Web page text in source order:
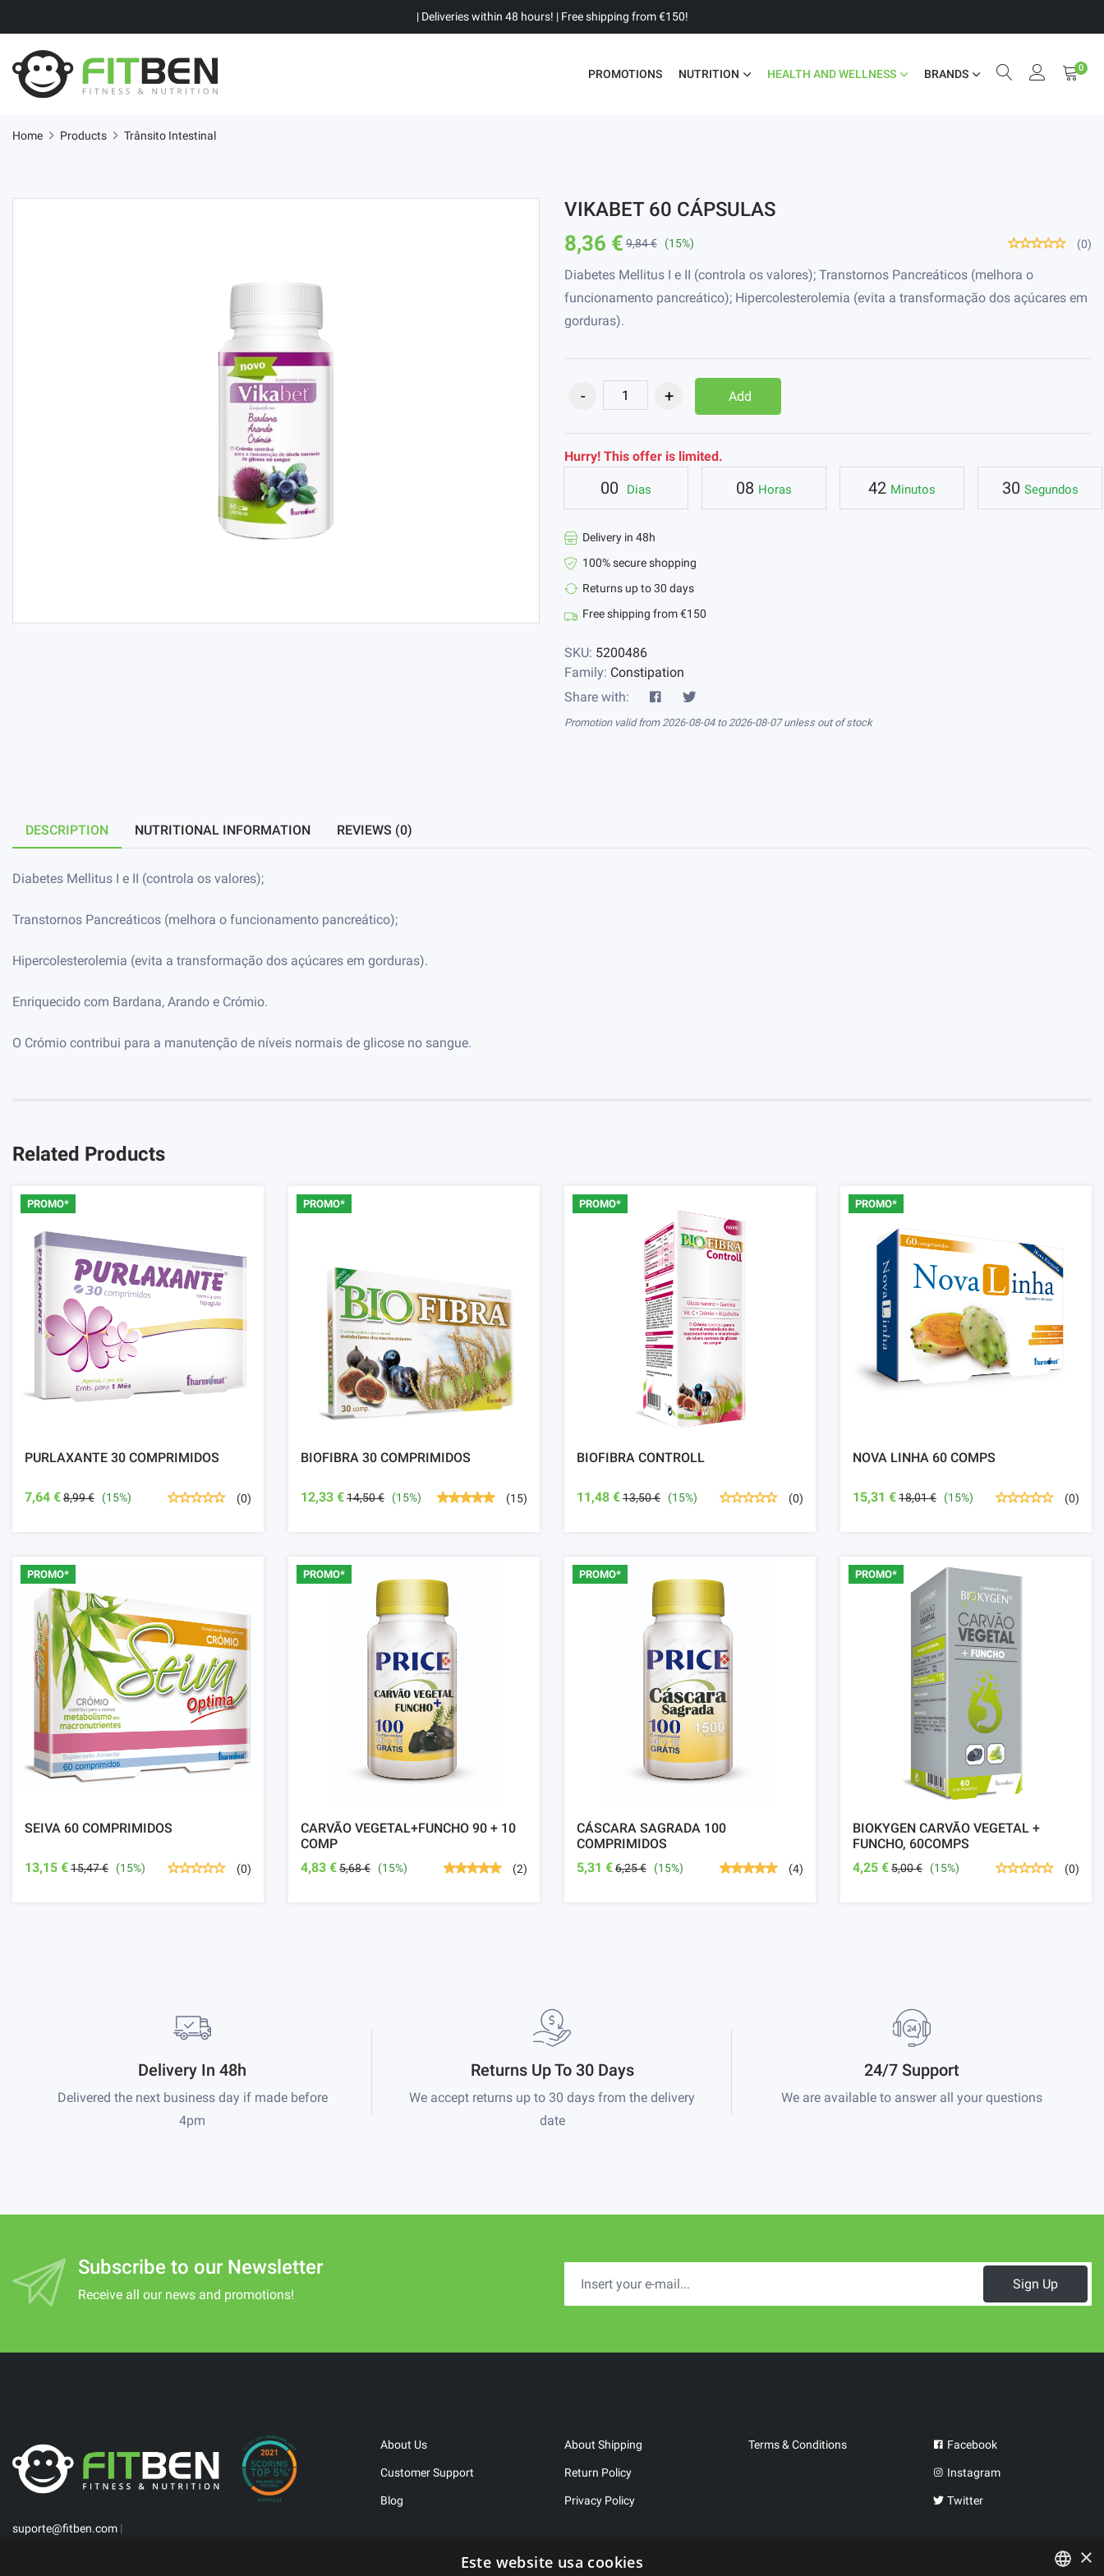
| Deliveries within 48 hours! | Free shipping from €150!
PROMOTIONS NUTRITION HEALTH AND WELLNESS BRANDS 0
Home Products Trânsito Intestinal
VIKABET 60 CÁPSULAS
8,36 € 9,84 € (15%) (0)
Diabetes Mellitus I e II (controla os valores); Transtornos Pancreáticos (melhora o
funcionamento pancreático); Hipercolesterolemia (evita a transformação dos açúcares em
gorduras).
Add
Hurry! This offer is limited.
00 Dias 08 Horas 42 Minutos 30 Segundos
Delivery in 48h
100% secure shopping
Returns up to 30 days
Free shipping from €150
SKU: 5200486
Family: Constipation
Share with:
Promotion valid from 2026-08-04 to 2026-08-07 unless out of stock
DESCRIPTION NUTRITIONAL INFORMATION REVIEWS (0)
Diabetes Mellitus I e II (controla os valores);
Transtornos Pancreáticos (melhora o funcionamento pancreático);
Hipercolesterolemia (evita a transformação dos açúcares em gorduras).
Enriquecido com Bardana, Arando e Crómio.
O Crómio contribui para a manutenção de níveis normais de glicose no sangue.
Related Products
PROMO*
PURLAXANTE 30 COMPRIMIDOS
7,64 €8,99 € (15%) (0)
PROMO*
BIOFIBRA 30 COMPRIMIDOS
12,33 €14,50 € (15%) (15)
PROMO*
BIOFIBRA CONTROLL
11,48 €13,50 € (15%) (0)
PROMO*
NOVA LINHA 60 COMPS
15,31 €18,01 € (15%) (0)
PROMO*
SEIVA 60 COMPRIMIDOS
13,15 €15,47 € (15%) (0)
PROMO*
CARVÃO VEGETAL+FUNCHO 90 + 10
COMP
4,83 €5,68 € (15%) (2)
PROMO*
CÁSCARA SAGRADA 100
COMPRIMIDOS
5,31 €6,25 € (15%) (4)
PROMO*
BIOKYGEN CARVÃO VEGETAL +
FUNCHO, 60COMPS
4,25 €5,00 € (15%) (0)
Delivery In 48h
Delivered the next business day if made before
4pm
Returns Up To 30 Days
We accept returns up to 30 days from the delivery
date
24/7 Support
We are available to answer all your questions
Subscribe to our Newsletter
Receive all our news and promotions!
Sign Up
suporte@fitben.com |
About Us
Customer Support
Blog
About Shipping
Return Policy
Privacy Policy
Terms & Conditions Facebook
Instagram
Twitter
×
Este website usa cookies